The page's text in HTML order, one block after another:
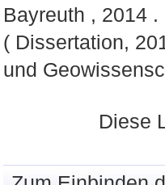
Bayreuth , 2014
( Dissertation,
und
Diese